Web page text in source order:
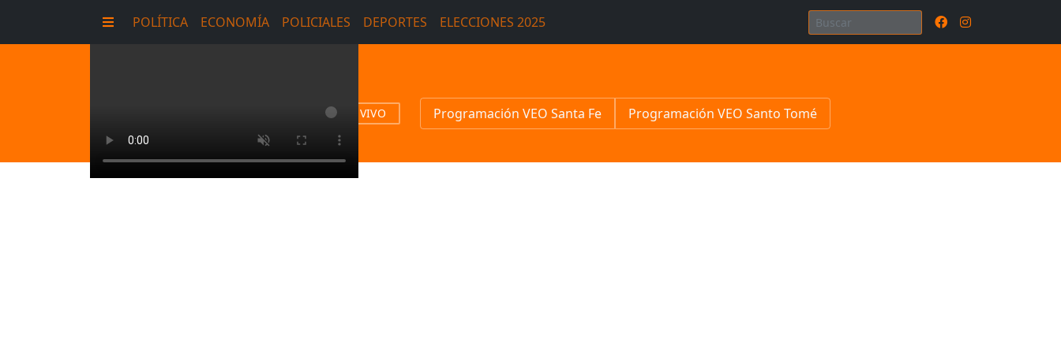
POLÍTICA ECONOMÍA POLICIALES DEPORTES ELECCIONES 2025
EN VIVO Programación VEO Santa Fe Programación VEO Santo Tomé